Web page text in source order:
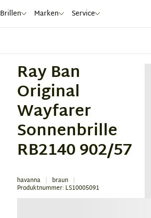
Brillen Marken Service
Ray Ban
Original
Wayfarer
Sonnenbrille
RB2140 902/57
havanna braun
Produktnummer: LS10005091